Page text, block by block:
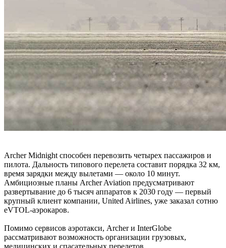
Archer Midnight способен перевозить четырех пассажиров и
пилота. Дальность типового перелета составит порядка 32 км,
время зарядки между вылетами — около 10 минут.
Амбициозные планы Archer Aviation предусматривают
развертывание до 6 тысяч аппаратов к 2030 году — первый
крупный клиент компании, United Airlines, уже заказал сотню
eVTOL-аэрокаров.
Помимо сервисов аэротакси, Archer и InterGlobe
рассматривают возможность организации грузовых,
медицинских и спасательных перелетов.